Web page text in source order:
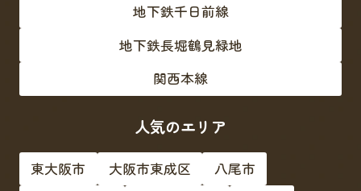
地下鉄千日前線
地下鉄長堀鶴見緑地
関西本線
人気のエリア
東大阪市 大阪市東成区
八尾市